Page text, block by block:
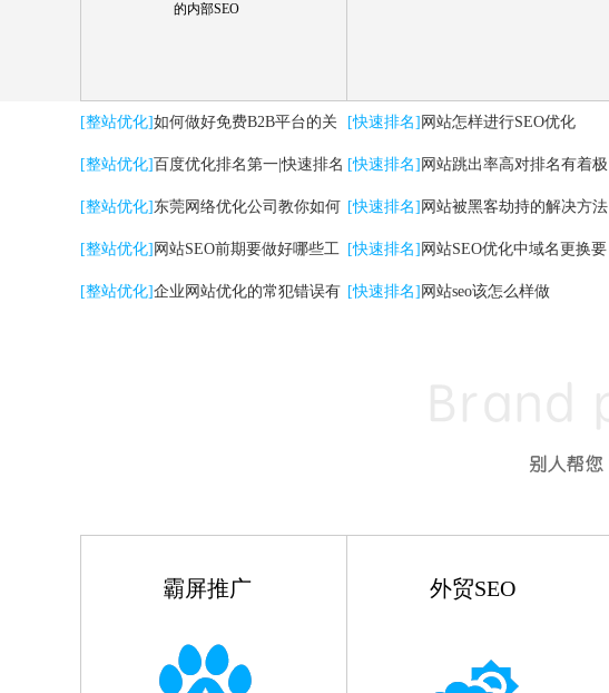
的内部SEO
[整站优化]如何做好免费B2B平台的关
键词优化推广
[整站优化]百度优化排名第一|快速排名
关键词|自然排名优化
[整站优化] 东莞网络优化公司教你如何
提升网站转化率
[整站优化] 网站SEO前期要做好哪些工
作
[整站优化]企业网站优化的常犯错误有
[快速排名] 网站怎样进行SEO优化
[快速排名] 网站跳出率高对排名有着极
高的影响
[快速排名] 网站被黑客劫持的解决方法
[快速排名] 网站SEO优化中域名更换要
点
[快速排名] 网站seo该怎么样做
霸屏推广 外贸SEO